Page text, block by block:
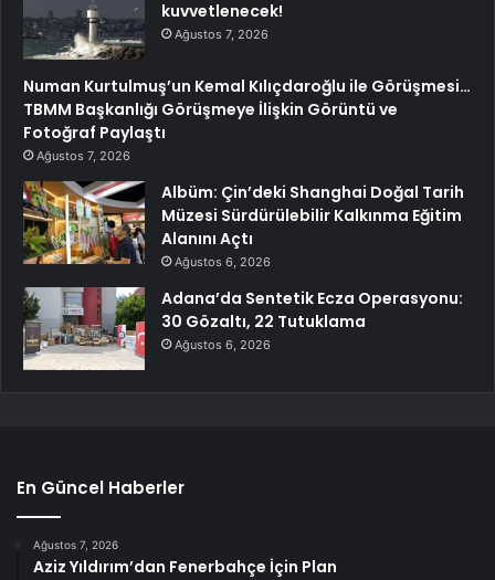
kuvvetlenecek!
Ağustos 7, 2026
Numan Kurtulmuş’un Kemal Kılıçdaroğlu ile Görüşmesi…
TBMM Başkanlığı Görüşmeye İlişkin Görüntü ve
Fotoğraf Paylaştı
Ağustos 7, 2026
Albüm: Çin’deki Shanghai Doğal Tarih
Müzesi Sürdürülebilir Kalkınma Eğitim
Alanını Açtı
Ağustos 6, 2026
Adana’da Sentetik Ecza Operasyonu:
30 Gözaltı, 22 Tutuklama
Ağustos 6, 2026
En Güncel Haberler
Ağustos 7, 2026
Aziz Yıldırım’dan Fenerbahçe İçin Plan